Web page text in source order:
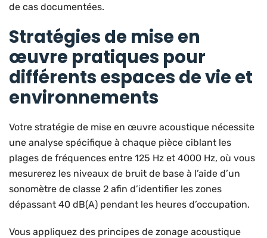
de cas documentées.
Stratégies de mise en
œuvre pratiques pour
différents espaces de vie et
environnements
Votre stratégie de mise en œuvre acoustique nécessite
une analyse spécifique à chaque pièce ciblant les
plages de fréquences entre 125 Hz et 4000 Hz, où vous
mesurerez les niveaux de bruit de base à l’aide d’un
sonomètre de classe 2 afin d’identifier les zones
dépassant 40 dB(A) pendant les heures d’occupation.
Vous appliquez des principes de zonage acoustique